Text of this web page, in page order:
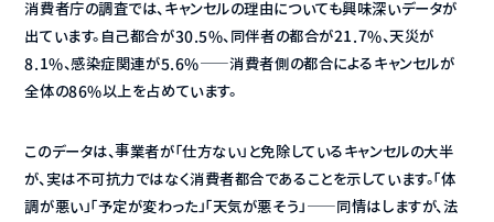
消費者庁の調査では、キャンセルの理由についても興味深いデータが
出ています。自己都合が30.5%、同伴者の都合が21.7%、天災が
8.1%、感染症関連が5.6%——消費者側の都合によるキャンセルが
全体の86%以上を占めています。
このデータは、事業者が「仕方ない」と免除しているキャンセルの大半
が、実は不可抗力ではなく消費者都合であることを示しています。「体
調が悪い」「予定が変わった」「天気が悪そう」——同情はしますが、法